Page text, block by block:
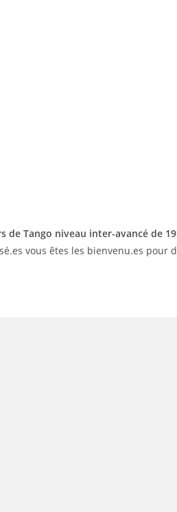
de Tango niveau inter-avancé de
vous êtes les bienvenu.es